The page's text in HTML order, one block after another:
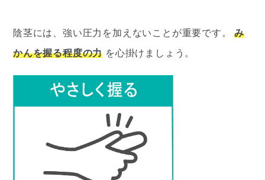
陰茎には、強い圧力を加えないことが重要です。み
かんを握る程度の力 を心掛けましょう。